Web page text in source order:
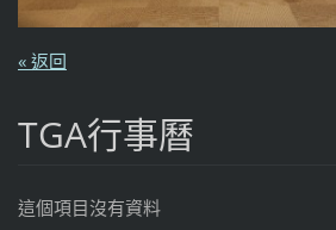
« 返回
TGA行事曆
這個項目沒有資料